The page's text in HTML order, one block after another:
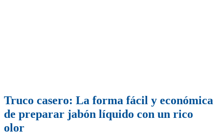
Truco casero: La forma fácil y económica
de preparar jabón líquido con un rico
olor